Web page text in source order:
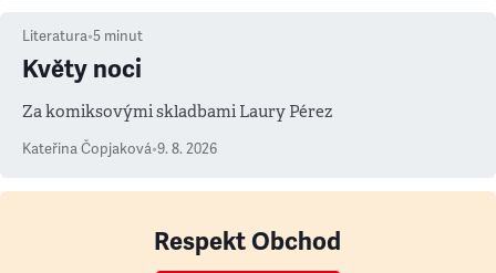
Literatura•5 minut
Květy noci
Za komiksovými skladbami Laury Pérez
Kateřina Čopjaková•9. 8. 2026
Respekt Obchod